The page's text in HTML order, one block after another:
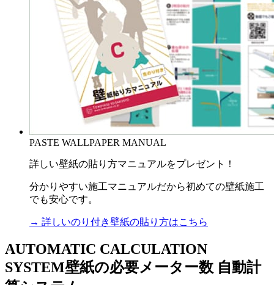
PASTE WALLPAPER MANUAL
詳しい壁紙の貼り方マニュアルをプレゼント！
分かりやすい施工マニュアルだから初めての壁紙施工
でも安心です。
→ 詳しいのり付き壁紙の貼り方はこちら
AUTOMATIC CALCULATION
SYSTEM壁紙の必要メーター数 自動計